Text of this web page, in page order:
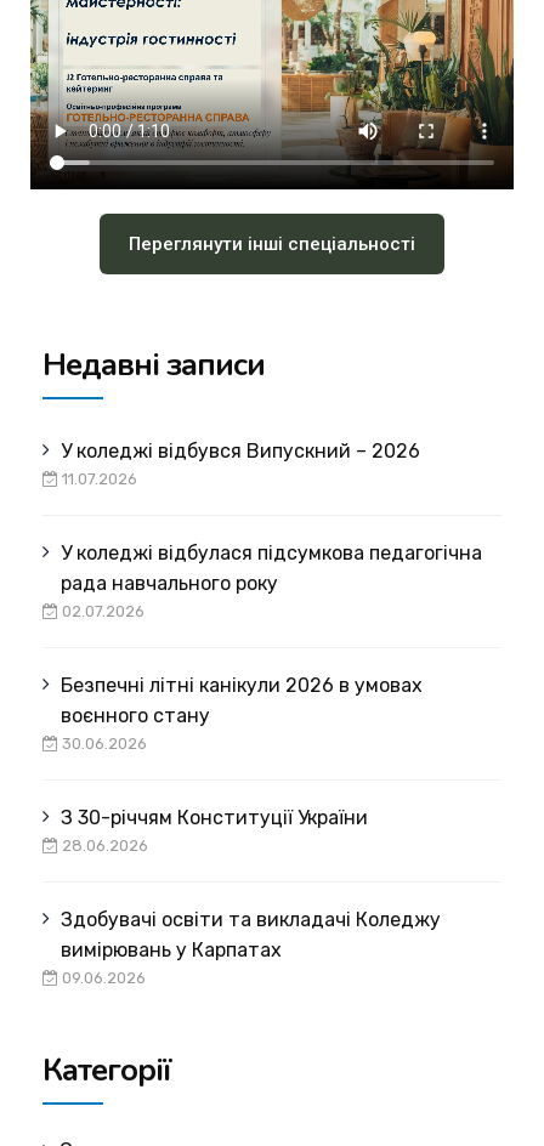
Переглянути інші спеціальності
Недавні записи
У коледжі відбувся Випускний – 2026
11.07.2026
У коледжі відбулася підсумкова педагогічна
рада навчального року
02.07.2026
Безпечні літні канікули 2026 в умовах
воєнного стану
30.06.2026
З 30-річчям Конституції України
28.06.2026
Здобувачі освіти та викладачі Коледжу
вимірювань у Карпатах
09.06.2026
Категорії